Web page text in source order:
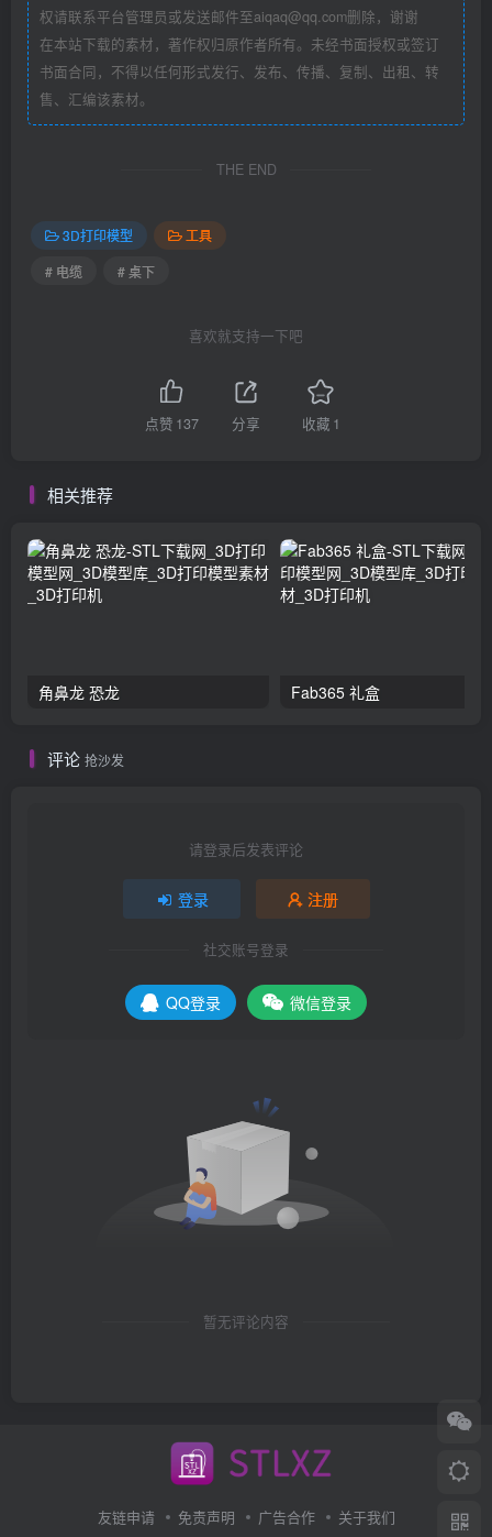
权请联系平台管理员或发送邮件至aiqaq@qq.com删除，谢谢
在本站下载的素材，著作权归原作者所有。未经书面授权或签订
书面合同，不得以任何形式发行、发布、传播、复制、出租、转
售、汇编该素材。
THE END
3D打印模型
工具
# 电缆
# 桌下
喜欢就支持一下吧
点赞 137 分享 收藏 1
相关推荐
角鼻龙 恐龙 Fab365 礼盒
评论 抢沙发
请登录后发表评论
登录 注册
社交账号登录
QQ登录 微信登录
暂无评论内容
友链申请 免责声明 广告合作 关于我们